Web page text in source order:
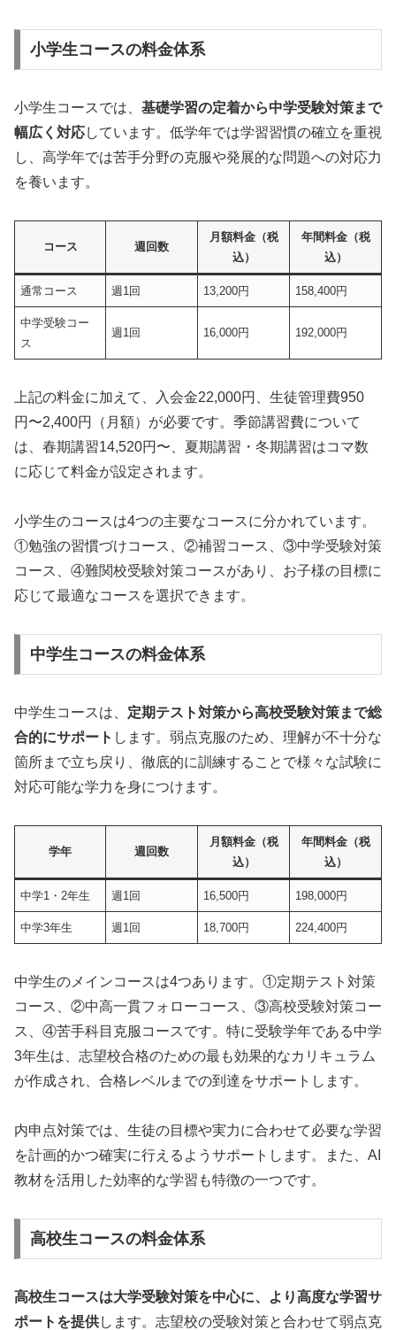
小学生コースの料金体系
小学生コースでは、 基礎学習の定着から中学受験対策まで
幅広く対応しています。低学年では学習習慣の確立を重視
し、高学年では苦手分野の克服や発展的な問題への対応力
を養います。
コース 週回数
月額料金（税
込）
年間料金（税
込）
通常コース 週1回 13,200円 158,400円
中学受験コー
ス
週1回 16,000円 192,000円
上記の料金に加えて、入会金22,000円、生徒管理費950
円〜2,400円（月額）が必要です。季節講習費について
は、春期講習14,520円〜、夏期講習・冬期講習はコマ数
に応じて料金が設定されます。
小学生のコースは4つの主要なコースに分かれています。
①勉強の習慣づけコース、②補習コース、③中学受験対策
コース、④難関校受験対策コースがあり、お子様の目標に
応じて最適なコースを選択できます。
中学生コースの料金体系
中学生コースは、 定期テスト対策から高校受験対策まで総
合的にサポート します。弱点克服のため、理解が不十分な
箇所まで立ち戻り、徹底的に訓練することで様々な試験に
対応可能な学力を身につけます。
学年 週回数
月額料金（税
込）
年間料金（税
込）
中学1・2年生 週1回 16,500円 198,000円
中学3年生 週1回 18,700円 224,400円
中学生のメインコースは4つあります。①定期テスト対策
コース、②中高一貫フォローコース、③高校受験対策コー
ス、④苦手科目克服コースです。特に受験学年である中学
3年生は、志望校合格のための最も効果的なカリキュラム
が作成され、合格レベルまでの到達をサポートします。
内申点対策では、生徒の目標や実力に合わせて必要な学習
を計画的かつ確実に行えるようサポートします。また、AI
教材を活用した効率的な学習も特徴の一つです。
高校生コースの料金体系
高校生コースは大学受験対策を中心に、より高度な学習サ
ポートを提供します。志望校の受験対策と合わせて弱点克